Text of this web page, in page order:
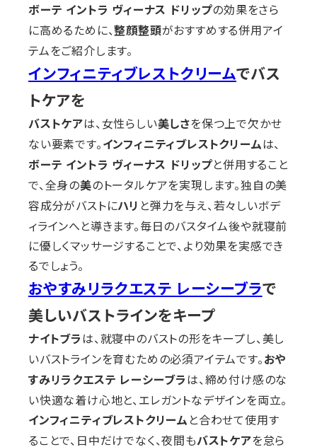
ボーテ イントラ ヴィーナス ドリップの効果をさら
に高めるために、整顔整頭がおすすめする併用アイ
テムをご紹介します。
インフィニティブレストクリームでバス
トケアを
バストケアは、女性らしい美しさを保つ上で欠かせ
ない要素です。 インフィニティブレストクリームは、
ボーテ イントラ ヴィーナス ドリップと併用すること
で、全身の美のトータルケアを実現します。独自の美
容成分がバストにハリ と弾力を与え、若々しいボデ
ィラインへと導きます。毎日のバスタイム後や就寝前
に優しくマッサージすることで、より効果を実感でき
るでしょう。
おやすみリラクエステ レーシーブラで
美しいバストラインをキープ
ナイトブラ は、就寝中のバストの形をキープし、美し
いバストラインを育むための必須アイテムです。 おや
すみリラクエステ レーシーブラ は、締め付け感のな
い快適な着け心地と、エレガントなデザインを両立。
インフィニティブレストクリーム と合わせて使用す
ることで、日中だけでなく、夜間もバストケアを怠ら